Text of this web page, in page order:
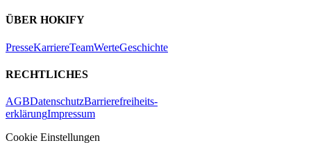
ÜBER HOKIFY
PresseKarriereTeamWerteGeschichte
RECHTLICHES
AGBDatenschutzBarrierefreiheits-
erklärungImpressum
Cookie Einstellungen